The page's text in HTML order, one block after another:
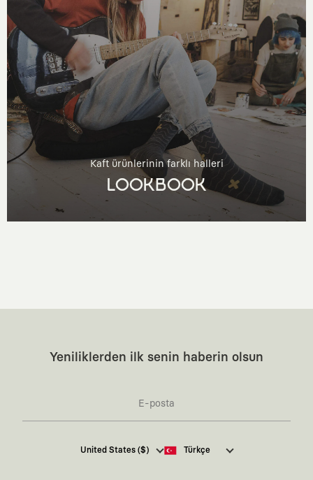
Kaft ürünlerinin farklı halleri
LOOKBOOK
Yeniliklerden ilk senin haberin olsun
Kaft Tasarım Tekstil Sanayi ve Ticaret Anonim
United States ($) Türkçe